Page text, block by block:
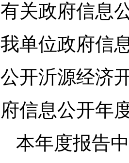
有关政府信息
我单位政府信
公开沂源经济
府信息公开年
本年度报告